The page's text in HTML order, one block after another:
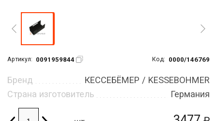
Артикул: 0091959844 Код: 0000/146769
Бренд
КЕССЕБЁМЕР / KESSEBOHMER
Страна изготовитель
Германия